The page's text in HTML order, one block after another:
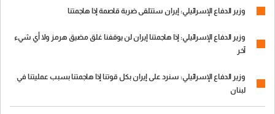
وزير الدفاع الإسرائيلي: إيران ستتلقى ضربة قاصمة إذا هاجمتنا
وزير الدفاع الإسرائيلي: إذا هاجمتنا إيران لن يوقفنا غلق مضيق هرمز ولا أي شيء
آخر
وزير الدفاع الإسرائيلي: سنرد على إيران بكل قوتنا إذا هاجمتنا بسبب عمليتنا في
لبنان